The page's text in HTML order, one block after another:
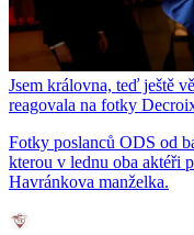
Jsem královna, teď ještě
reagovala na fotky
Fotky poslanců ODS od
kterou v lednu oba aktéři
Havránkova manželka.